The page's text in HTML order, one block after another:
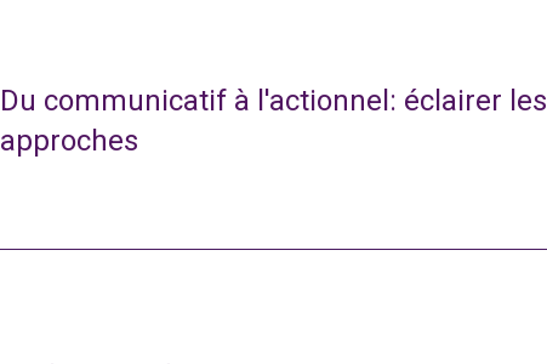
Du communicatif à l'actionnel: éclairer les
approches